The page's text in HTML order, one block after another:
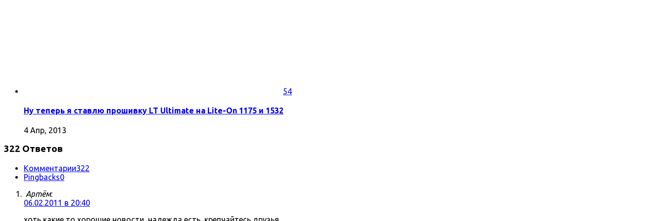
54
Ну теперь я ставлю прошивку LT Ultimate на Lite-On 1175 и 1532
4 Апр, 2013
322 Ответов
Комментарии322
Pingbacks0
Артём:
06.02.2011 в 20:40